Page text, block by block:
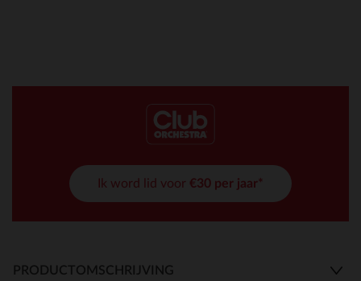
Ik word lid voor €30 per jaar*
PRODUCTOMSCHRIJVING